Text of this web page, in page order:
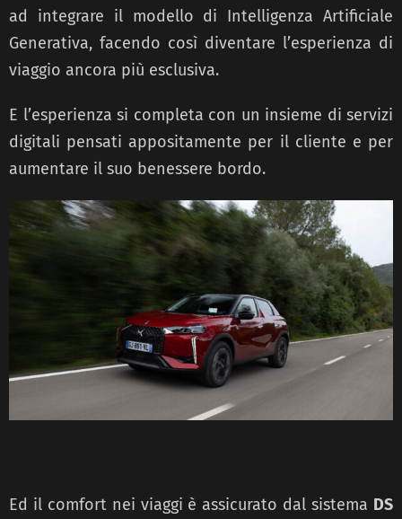
ad integrare il modello di Intelligenza Artificiale
Generativa, facendo così diventare l’esperienza di
viaggio ancora più esclusiva.
E l’esperienza si completa con un insieme di servizi
digitali pensati appositamente per il cliente e per
aumentare il suo benessere bordo.
Ed il comfort nei viaggi è assicurato dal sistema DS